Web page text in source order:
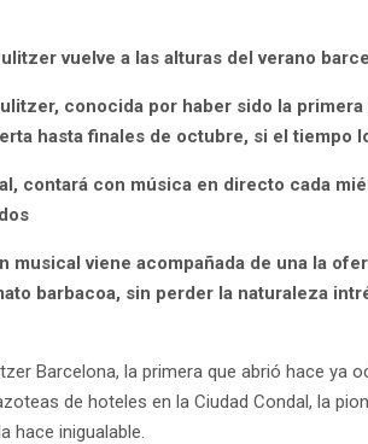
vuelve a las alturas del verano
conocida por haber sido la
hasta finales de octubre, si el tiempo
contará con música en directo cada
musical viene acompañada de una la
barbacoa, sin perder la naturaleza
Barcelona, la primera que abrió hace
de hoteles en la Ciudad Condal, la
hace inigualable.